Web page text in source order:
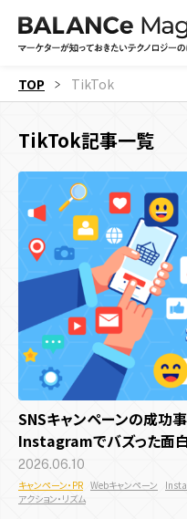
すべての記事
多言語化機能 CMS機能
予約機能
システム開発目的
すべての記事
キャンペーン目的別
認知拡大
すべての記事
TOP TikTok
TikTok記事一覧
SNSキャンペーンの成功
Instagramでバズった面
2026.06.10
キャンペーン・PR Webキャンペーン
アクション・リズム